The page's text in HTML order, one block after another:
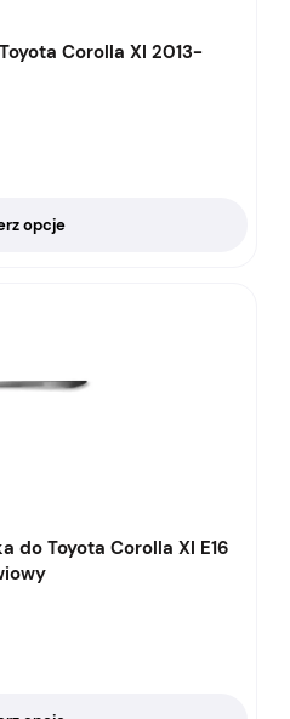
Corolla XI 2013-
opcje
do Toyota Corolla XI E16